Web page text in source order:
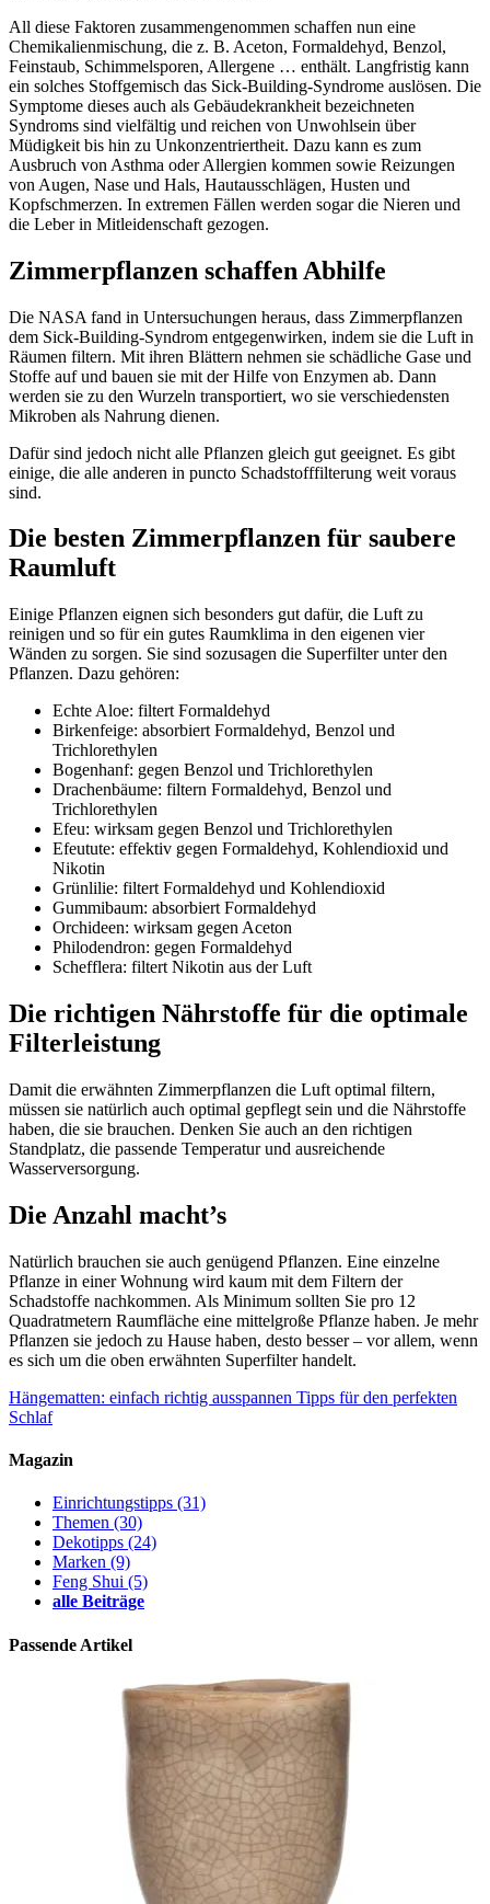
All diese Faktoren zusammengenommen schaffen nun eine
Chemikalienmischung, die z. B. Aceton, Formaldehyd, Benzol,
Feinstaub, Schimmelsporen, Allergene … enthält. Langfristig kann
ein solches Stoffgemisch das Sick-Building-Syndrome auslösen. Die
Symptome dieses auch als Gebäudekrankheit bezeichneten
Syndroms sind vielfältig und reichen von Unwohlsein über
Müdigkeit bis hin zu Unkonzentriertheit. Dazu kann es zum
Ausbruch von Asthma oder Allergien kommen sowie Reizungen
von Augen, Nase und Hals, Hautausschlägen, Husten und
Kopfschmerzen. In extremen Fällen werden sogar die Nieren und
die Leber in Mitleidenschaft gezogen.
Zimmerpflanzen schaffen Abhilfe
Die NASA fand in Untersuchungen heraus, dass Zimmerpflanzen
dem Sick-Building-Syndrom entgegenwirken, indem sie die Luft in
Räumen filtern. Mit ihren Blättern nehmen sie schädliche Gase und
Stoffe auf und bauen sie mit der Hilfe von Enzymen ab. Dann
werden sie zu den Wurzeln transportiert, wo sie verschiedensten
Mikroben als Nahrung dienen.
Dafür sind jedoch nicht alle Pflanzen gleich gut geeignet. Es gibt
einige, die alle anderen in puncto Schadstofffilterung weit voraus
sind.
Die besten Zimmerpflanzen für saubere
Raumluft
Einige Pflanzen eignen sich besonders gut dafür, die Luft zu
reinigen und so für ein gutes Raumklima in den eigenen vier
Wänden zu sorgen. Sie sind sozusagen die Superfilter unter den
Pflanzen. Dazu gehören:
Echte Aloe: filtert Formaldehyd
Birkenfeige: absorbiert Formaldehyd, Benzol und
Trichlorethylen
Bogenhanf: gegen Benzol und Trichlorethylen
Drachenbäume: filtern Formaldehyd, Benzol und
Trichlorethylen
Efeu: wirksam gegen Benzol und Trichlorethylen
Efeutute: effektiv gegen Formaldehyd, Kohlendioxid und
Nikotin
Grünlilie: filtert Formaldehyd und Kohlendioxid
Gummibaum: absorbiert Formaldehyd
Orchideen: wirksam gegen Aceton
Philodendron: gegen Formaldehyd
Schefflera: filtert Nikotin aus der Luft
Die richtigen Nährstoffe für die optimale
Filterleistung
Damit die erwähnten Zimmerpflanzen die Luft optimal filtern,
müssen sie natürlich auch optimal gepflegt sein und die Nährstoffe
haben, die sie brauchen. Denken Sie auch an den richtigen
Standplatz, die passende Temperatur und ausreichende
Wasserversorgung.
Die Anzahl macht’s
Natürlich brauchen sie auch genügend Pflanzen. Eine einzelne
Pflanze in einer Wohnung wird kaum mit dem Filtern der
Schadstoffe nachkommen. Als Minimum sollten Sie pro 12
Quadratmetern Raumfläche eine mittelgroße Pflanze haben. Je mehr
Pflanzen sie jedoch zu Hause haben, desto besser – vor allem, wenn
es sich um die oben erwähnten Superfilter handelt.
Hängematten: einfach richtig ausspannen Tipps für den perfekten
Schlaf
Magazin
Einrichtungstipps (31)
Themen (30)
Dekotipps (24)
Marken (9)
Feng Shui (5)
alle Beiträge
Passende Artikel